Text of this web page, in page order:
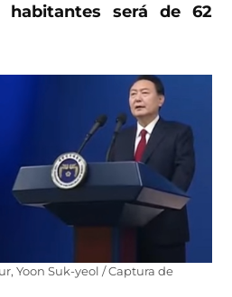
será de 62
Yoon Suk-yeol / Captura de